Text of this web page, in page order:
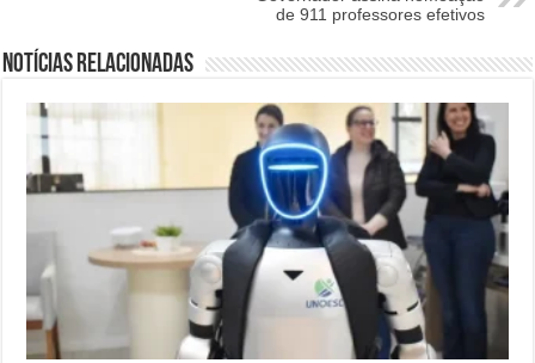
de 911 professores efetivos
Notícias relacionadas